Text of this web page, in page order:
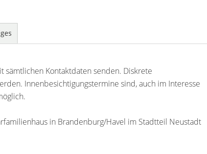
Kontaktdaten senden. Diskrete
Innenbesichtigungstermine sind, auch im Interesse
in Brandenburg/Havel im Stadtteil Neustadt